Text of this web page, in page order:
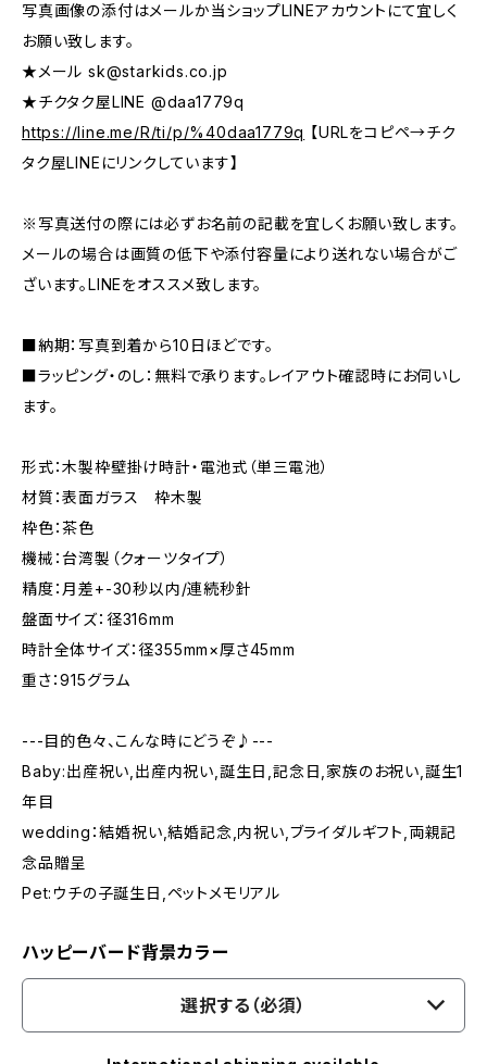
写真画像の添付はメールか当ショップLINEアカウントにて宜しく
お願い致します。
★メール sk@starkids.co.jp
★チクタク屋LINE @daa1779q
https://line.me/R/ti/p/%40daa1779q
【URLをコピペ→チク
タク屋LINEにリンクしています】
※写真送付の際には必ずお名前の記載を宜しくお願い致します。
メールの場合は画質の低下や添付容量により送れない場合がご
ざいます。LINEをオススメ致します。
■納期：写真到着から10日ほどです。
■ラッピング・のし：無料で承ります。レイアウト確認時にお伺いし
ます。
形式：木製枠壁掛け時計・電池式（単三電池）
材質：表面ガラス 枠木製
枠色：茶色
機械：台湾製（クォーツタイプ）
精度：月差+-30秒以内/連続秒針
盤面サイズ：径316mm
時計全体サイズ：径355mm×厚さ45mm
重さ：915グラム
---目的色々、こんな時にどうぞ♪---
Baby:出産祝い,出産内祝い,誕生日,記念日,家族のお祝い,誕生1
年目
wedding：結婚祝い,結婚記念,内祝い,ブライダルギフト,両親記
念品贈呈
Pet:ウチの子誕生日,ペットメモリアル
ハッピーバード背景カラー
選択する（必須）